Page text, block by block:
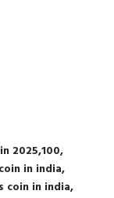
2025 100
in india
coin in india